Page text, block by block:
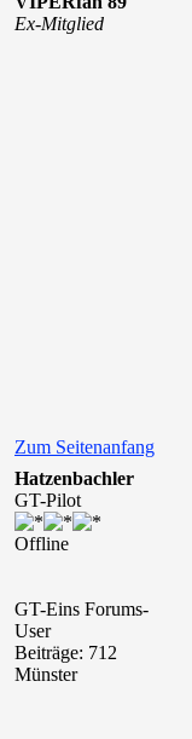
Ex-Mitglied
Zum Seitenanfang
Hatzenbachler
GT-Pilot
Offline
GT-Eins Forums-
User
Beiträge: 712
Münster